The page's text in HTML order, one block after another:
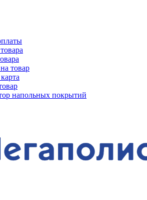
товар
напольных покрытий